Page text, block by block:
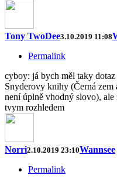
Tony TwoDee3.10.2019 11:08
Permalink
cyboy: já bych měl taky
Snyderovy knihy (Černá
není úplně vhodný slovo),
tvym rozhledem
Norri2.10.2019 23:10Wannsee
Permalink